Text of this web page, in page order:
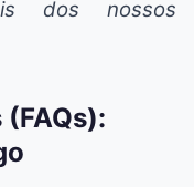
dos nossos